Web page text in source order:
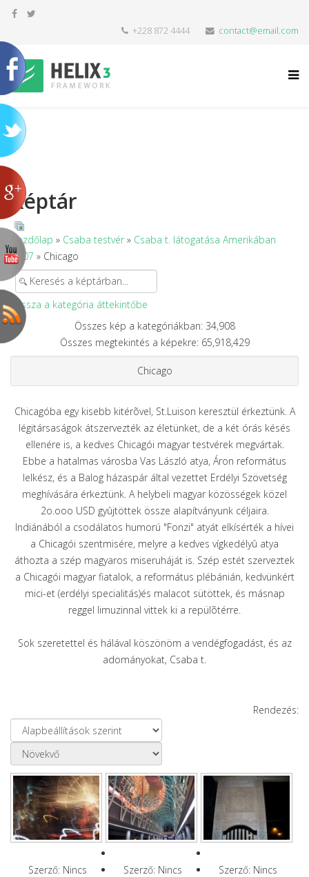
+228 872 4444 contact@email.com
Képtár
Kezdőlap » Csaba testvér » Csaba t. látogatása Amerikában
2007 » Chicago
Vissza a kategória áttekintőbe
Összes kép a kategóriákban: 34,908
Összes megtekintés a képekre: 65,918,429
Chicago
Chicagóba egy kisebb kitérõvel, St.Luison keresztül érkeztünk. A
légitársaságok átszervezték az életünket, de a két órás késés
ellenére is, a kedves Chicagói magyar testvérek megvártak.
Ebbe a hatalmas városba Vas László atya, Áron református
lelkész, és a Balog házaspár által vezettet Erdélyi Szövetség
meghívására érkeztünk. A helybeli magyar közösségek közel
2o.ooo USD gyûjtöttek össze alapítványunk céljaira.
Indiánából a csodálatos humorú "Fonzi" atyát elkísérték a hívei
a Chicagói szentmisére, melyre a kedves vígkedélyû atya
áthozta a szép magyaros miseruháját is. Szép estét szerveztek
a Chicagói magyar fiatalok, a református plébánián, kedvünkért
mici-et (erdélyi specialitás)és malacot sütöttek, és másnap
reggel limuzinnal vittek ki a repülõtérre.
Sok szeretettel és hálával köszönöm a vendégfogadást, és az
adományokat, Csaba t.
Rendezés:
Szerző: Nincs
Szerző: Nincs
Szerző: Nincs